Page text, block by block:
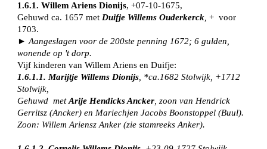
1.6.1. Willem Ariens Dionijs, +07-10-1675,
Gehuwd ca. 1657 met Duifje Willems Ouderkerck ,+ voor
1703.
► Aangeslagen voor de 200ste penning 1672; 6 gulden,
wonende op 't dorp.
Vijf kinderen van Willem Ariens en Duifje:
1.6.1.1. Marijtje Willems Dionijs , *ca.1682 Stolwijk, +1712
Stolwijk,
Gehuwd metArije Hendicks Ancker , zoon van Hendrick
Gerritsz (Ancker) en Mariechjen Jacobs Boonstoppel (Buul).
Zoon: Willem Ariensz Anker (zie stamreeks Anker).